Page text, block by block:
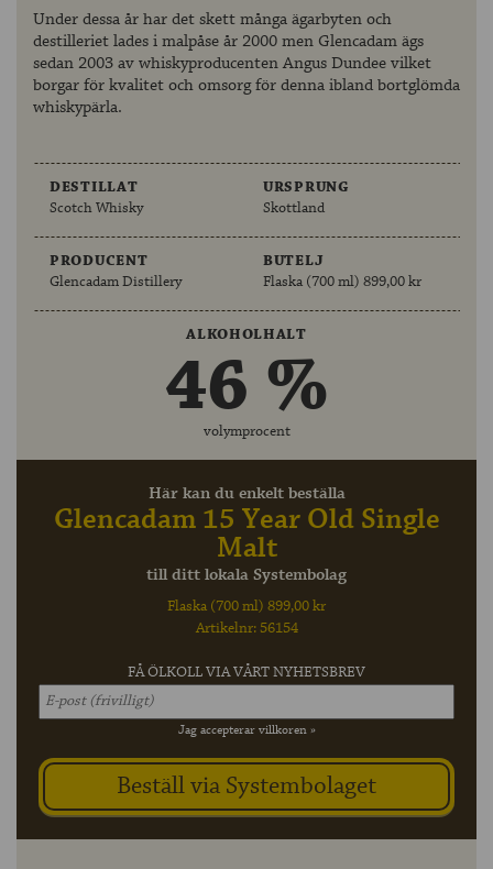
Under dessa år har det skett många ägarbyten och
destilleriet lades i malpåse år 2000 men Glencadam ägs
sedan 2003 av whiskyproducenten Angus Dundee vilket
borgar för kvalitet och omsorg för denna ibland bortglömda
whiskypärla.
DESTILLAT
Scotch Whisky
URSPRUNG
Skottland
PRODUCENT
Glencadam Distillery
BUTELJ
Flaska (700 ml) 899,00 kr
ALKOHOLHALT
46 %
volymprocent
Här kan du enkelt beställa
Glencadam 15 Year Old Single
Malt
till ditt lokala Systembolag
Flaska (700 ml) 899,00 kr
Artikelnr: 56154
FÅ ÖLKOLL VIA VÅRT NYHETSBREV
Jag accepterar villkoren »